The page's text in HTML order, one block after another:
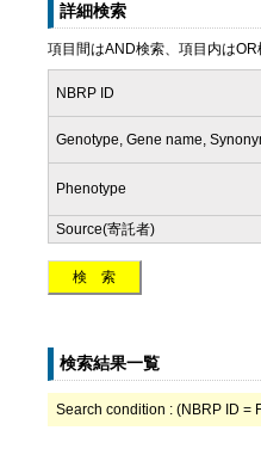
詳細検索
項目間はAND検索、項目内は
NBRP ID
Genotype, Gene name,
Phenotype
Source(寄託者)
検索結果一覧
Search condition : (NBRP ID =